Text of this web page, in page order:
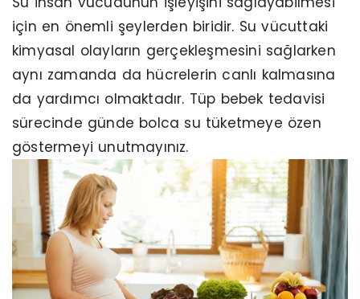
için en önemli şeylerden biridir. Su vücuttaki
kimyasal olayların gerçekleşmesini sağlarken
aynı zamanda da hücrelerin canlı kalmasına
da yardımcı olmaktadır. Tüp bebek tedavisi
sürecinde günde bolca su tüketmeye özen
göstermeyi unutmayınız.